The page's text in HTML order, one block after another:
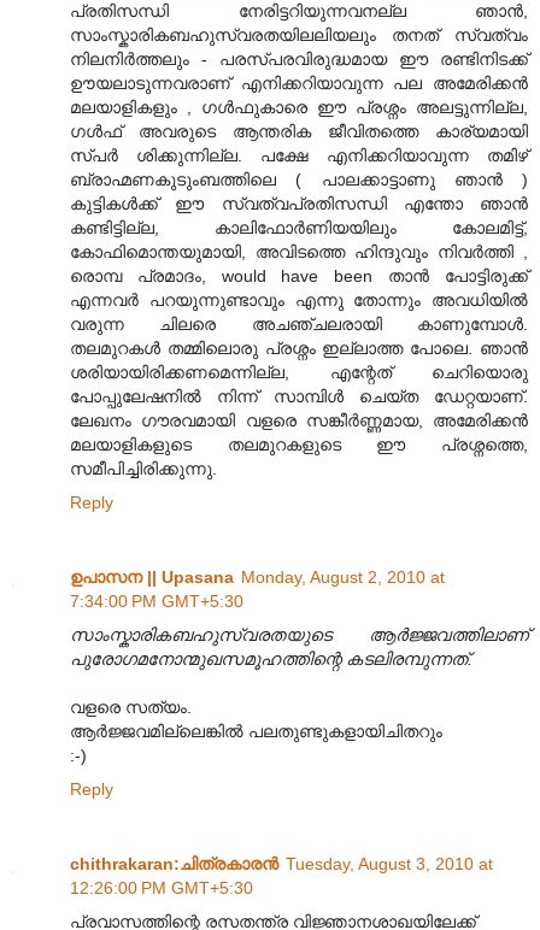
പ്രതിസന്ധി നേരിട്ടറിയുന്നവനല്ല ഞാന്‍,
സാംസ്കാരികബഹുസ്വരതയിലലിയലും തനത് സ്വത്വം
നിലനിര്‍ത്തലും - പരസ്പരവിരുദ്ധമായ ഈ രണ്ടിനിടക്ക്
ഊയലാടുന്നവരാണ് എനിക്കറിയാവുന്ന പല അമേരിക്കന്‍
മലയാളികളും , ഗള്‍ഫുകാരെ ഈ പ്രശ്നം അലട്ടുന്നില്ല,
ഗള്‍ഫ് അവരുടെ ആന്തരിക ജീവിതത്തെ കാര്യമായി
സ്പര്‍ ശിക്കുന്നില്ല. പക്ഷേ എനിക്കറിയാവുന്ന തമിഴ്
ബ്രാഹ്മണകുടുംബത്തിലെ ( പാലക്കാട്ടാണു ഞാന്‍ )
കുട്ടികള്‍ക്ക് ഈ സ്വത്വപ്രതിസന്ധി എന്തോ ഞാന്‍
കണ്ടിട്ടില്ല, കാലിഫോര്‍ണിയയിലും കോലമിട്ട്,
കോഫിമൊന്തയുമായി, അവിടത്തെ ഹിന്ദുവും നിവര്‍ത്തി ,
രൊമ്പ പ്രമാദം, would have been താന്‍ പോട്ടിരുക്ക്
എന്നവര്‍ പറയുന്നുണ്ടാവും എന്നു തോന്നും അവധിയില്‍
വരുന്ന ചിലരെ അചഞ്ചലരായി കാണുമ്പോള്‍.
തലമുറകള്‍ തമ്മിലൊരു പ്രശ്നം ഇല്ലാത്ത പോലെ. ഞാന്‍
ശരിയായിരിക്കണമെന്നില്ല, എന്റേത് ചെറിയൊരു
പോപ്പുലേഷനില്‍ നിന്ന് സാമ്പിള്‍ ചെയ്ത ഡേറ്റയാണ്.
ലേഖനം ഗൗരവമായി വളരെ സങ്കീര്‍ണ്ണമായ, അമേരിക്കന്‍
മലയാളികളുടെ തലമുറകളുടെ ഈ പ്രശ്നത്തെ,
സമീപിച്ചിരിക്കുന്നു.
Reply
ഉപാസന || Upasana Monday, August 2, 2010 at
7:34:00 PM GMT+5:30
സാംസ്കാരികബഹുസ്വരതയുടെ ആർജ്ജവത്തിലാണ്
പുരോഗമനോന്മുഖസമൂഹത്തിന്റെ കടലിരമ്പുന്നത്.
വളരെ സത്യം.
ആര്‍ജ്ജവമില്ലെങ്കില്‍ പലതുണ്ടുകളായിചിതറും
:-)
Reply
chithrakaran:ചിത്രകാരന്‍ Tuesday, August 3, 2010 at
12:26:00 PM GMT+5:30
പ്രവാസത്തിന്റെ രസതന്ത്ര വിജ്ഞാനശാഖയിലേക്ക്